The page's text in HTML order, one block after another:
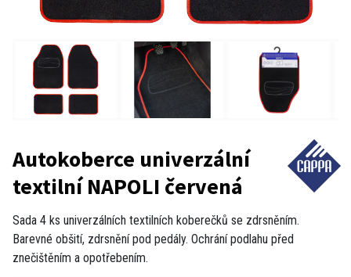
Autokoberce univerzální
textilní NAPOLI červená
Sada 4 ks univerzálních textilních koberečků se zdrsněním.
Barevné obšití, zdrsnění pod pedály. Ochrání podlahu před
znečištěním a opotřebením.